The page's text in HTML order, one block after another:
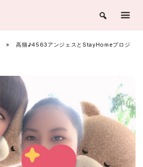
»
高猫♪4563アンジェスとStayHomeプロジ